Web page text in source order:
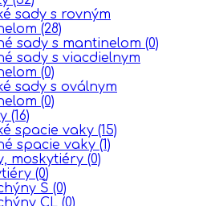
sady s rovným
(28)
sady s mantinelom (0)
sady s viacdielnym
(0)
sady s oválnym
(0)
(16)
spacie vaky (15)
spacie vaky (1)
moskytiéry (0)
(0)
Š (0)
CL (0)